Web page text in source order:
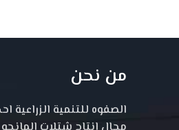
من نحن
الصفوه للتنمية الزراعية